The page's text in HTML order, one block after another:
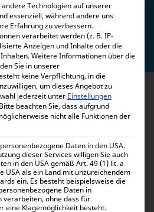
werden angezeigt
Technologien auf unserer
essenziell, während andere uns
Erfahrung zu verbessern.
verarbeitet werden (z. B. IP-
Anzeigen und Inhalte oder die
Weitere Informationen über die
Sie in unserer
keine Verpflichtung, in die
um dieses Angebot zu
jederzeit unter Einstellungen
Bitte beachten Sie, dass aufgrund
nicht alle Funktionen der
Daten in den USA.
dieser Services willigen Sie auch
in den USA gemäß Art. 49 (1) lit. a
USA als ein Land mit unzureichendem
ein. Es besteht beispielsweise die
Daten in
ohne dass für
eine Klagemöglichkeit besteht.